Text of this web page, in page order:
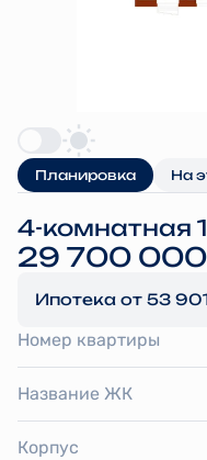
Планировка На
4-комнатная
29 700 000
Ипотека от 53
Номер квартиры
Название ЖК
Корпус